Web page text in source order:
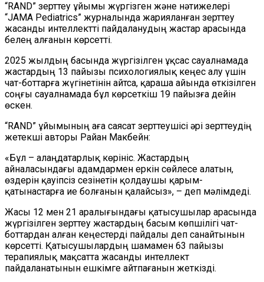
“RAND” зерттеу ұйымы жүргізген және нәтижелері
“JAMA Pediatrics” журналында жарияланған зерттеу
жасанды интеллектті пайдаланудың жастар арасында
белең алғанын көрсетті.
2025 жылдың басында жүргізілген ұқсас сауалнамада
жастардың 13 пайызы психологиялық кеңес алу үшін
чат-боттарға жүгінетінін айтса, қараша айында өткізілген
соңғы сауалнамада бұл көрсеткіш 19 пайызға дейін
өскен.
“RAND” ұйымының аға саясат зерттеушісі әрі зерттеудің
жетекші авторы Райан Макбейн:
«Бұл – алаңдатарлық көрініс. Жастардың
айналасындағы адамдармен еркін сөйлесе алатын,
өздерін қауіпсіз сезінетін қолдаушы қарым-
қатынастарға ие болғанын қалайсыз», – деп мәлімдеді.
Жасы 12 мен 21 аралығындағы қатысушылар арасында
жүргізілген зерттеу жастардың басым көпшілігі чат-
боттардан алған кеңестерді пайдалы деп санайтынын
көрсетті. Қатысушылардың шамамен 63 пайызы
терапиялық мақсатта жасанды интеллект
пайдаланатынын ешкімге айтпағанын жеткізді.